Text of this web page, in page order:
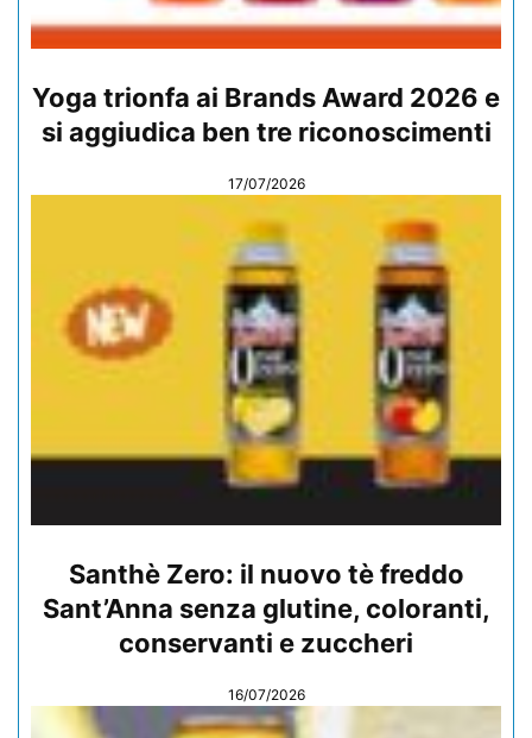
Yoga trionfa ai Brands Award 2026 e
si aggiudica ben tre riconoscimenti
17/07/2026
Santhè Zero: il nuovo tè freddo
Sant’Anna senza glutine, coloranti,
conservanti e zuccheri
16/07/2026